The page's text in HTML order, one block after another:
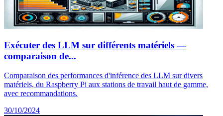
Exécuter des LLM sur différents matériels —
comparaison de...
Comparaison des performances d'inférence des LLM sur divers
matériels, du Raspberry Pi aux stations de travail haut de gamme,
avec recommandations.
30/10/2024